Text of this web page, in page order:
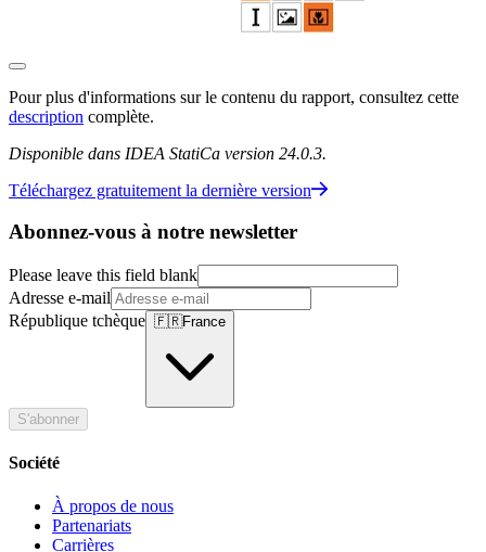
Pour plus d'informations sur le contenu du rapport, consultez cette
description complète.
Disponible dans IDEA StatiCa version 24.0.3.
Téléchargez gratuitement la dernière version
Abonnez-vous à notre newsletter
Please leave this field blank
Adresse e-mail
République tchèque 🇫🇷France
S'abonner
Société
À propos de nous
Partenariats
Carrières